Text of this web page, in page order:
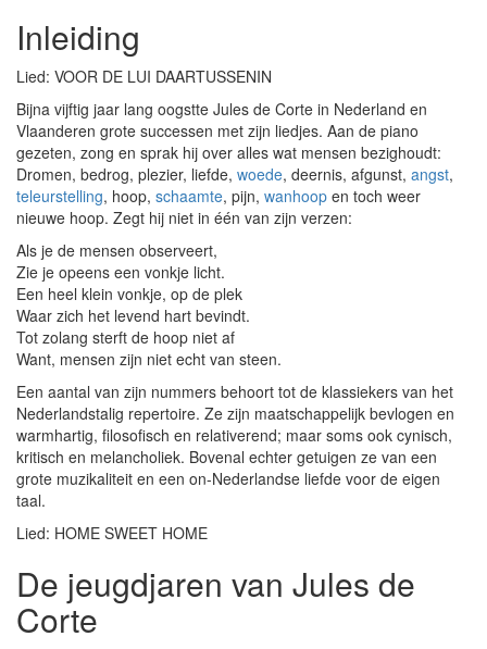
Inleiding
Lied: VOOR DE LUI DAARTUSSENIN
Bijna vijftig jaar lang oogstte Jules de Corte in Nederland en
Vlaanderen grote successen met zijn liedjes. Aan de piano
gezeten, zong en sprak hij over alles wat mensen bezighoudt:
Dromen, bedrog, plezier, liefde, woede, deernis, afgunst, angst,
teleurstelling, hoop, schaamte, pijn, wanhoop en toch weer
nieuwe hoop. Zegt hij niet in één van zijn verzen:
Als je de mensen observeert,
Zie je opeens een vonkje licht.
Een heel klein vonkje, op de plek
Waar zich het levend hart bevindt.
Tot zolang sterft de hoop niet af
Want, mensen zijn niet echt van steen.
Een aantal van zijn nummers behoort tot de klassiekers van het
Nederlandstalig repertoire. Ze zijn maatschappelijk bevlogen en
warmhartig, filosofisch en relativerend; maar soms ook cynisch,
kritisch en melancholiek. Bovenal echter getuigen ze van een
grote muzikaliteit en een on-Nederlandse liefde voor de eigen
taal.
Lied: HOME SWEET HOME
De jeugdjaren van Jules de
Corte